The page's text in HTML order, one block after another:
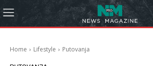
Home Lifestyle Putovanja